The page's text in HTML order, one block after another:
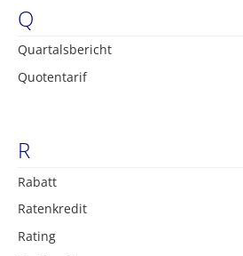
Q
Quartalsbericht
Quotentarif
R
Rabatt
Ratenkredit
Rating